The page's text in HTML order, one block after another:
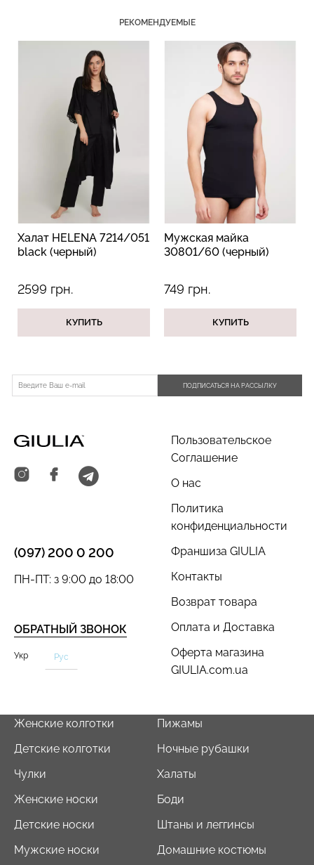
РЕКОМЕНДУЕМЫЕ
Халат HELENA 7214/051
black (черный)
2599 грн.
КУПИТЬ
Мужская майка
30801/60 (черный)
749 грн.
КУПИТЬ
ПОДПИСАТЬСЯ НА РАССЫЛКУ
Пользовательское
Соглашение
О нас
Политика
конфиденциальности
Франшиза GIULIA
Контакты
Возврат товара
Оплата и Доставка
Оферта магазина
GIULIA.com.ua
(097) 200 0 200
ОБРАТНЫЙ ЗВОНОК
ПН-ПТ: з 9:00 до 18:00
Укр Рус
Женские колготки
Детские колготки
Чулки
Женские носки
Детские носки
Мужские носки
Пижамы
Ночные рубашки
Халаты
Боди
Штаны и леггинсы
Домашние костюмы
699 грн.
LEG SHAPEWEAR black
369 грн.